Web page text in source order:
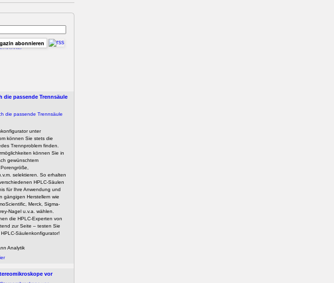
abonnieren
die passende Trennsäule
unter
können Sie stets die
Trennproblem finden.
können Sie in
gewünschtem
selektieren. So erhalten
HPLC-Säulen
für Ihre Anwendung und
gängigen Herstellern wie
Merck, Sigma-
Nagel u.v.a. wählen.
die HPLC-Experten von
zur Seite – testen Sie
Säulenkonfigurator!
Analytik
vor